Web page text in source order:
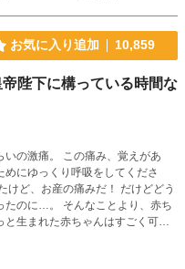
お気に入り追加 10,859
陛下に構っている時間な
の激痛。 この痛み、覚えがあ
とより、赤ち
ゃんをお世話するのに忙しいの